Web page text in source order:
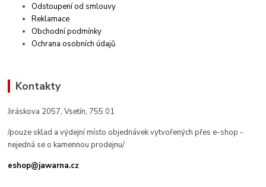
Odstoupení od smlouvy
Reklamace
Obchodní podmínky
Ochrana osobních údajů
Kontakty
Jiráskova 2057, Vsetín, 755 01
/pouze sklad a výdejní místo objednávek vytvořených přes e-shop -
nejedná se o kamennou prodejnu/
eshop@jawarna.cz